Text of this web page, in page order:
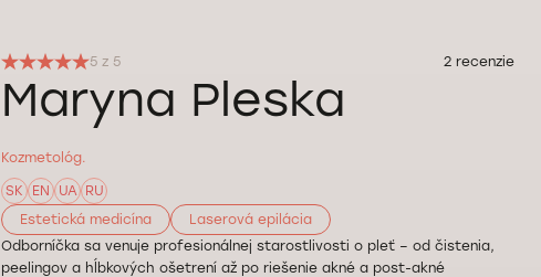
5 z 5 2 recenzie
Maryna Pleska
Kozmetológ.
SK EN UA
RU
Estetická medicína
Laserová epilácia
Odborníčka sa venuje profesionálnej starostlivosti o pleť – od čistenia,
peelingov a hĺbkových ošetrení až po riešenie akné a post-akné